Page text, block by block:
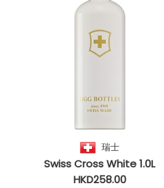
瑞士
Swiss Cross White 1.0L
HKD258.00